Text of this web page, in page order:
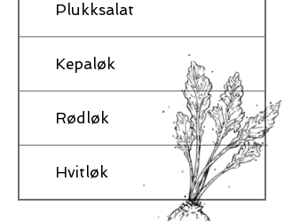
Plukksalat
Kepaløk
Rødløk
Hvitløk